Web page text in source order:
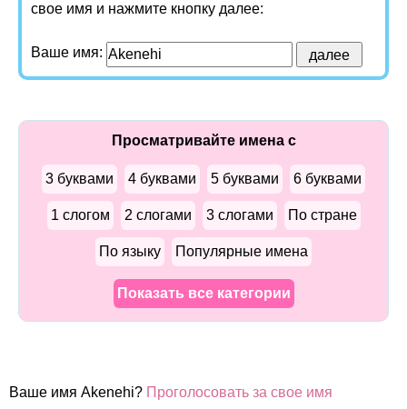
свое имя и нажмите кнопку далее:
Ваше имя:
Просматривайте имена с
3 буквами 4 буквами 5 буквами 6 буквами
1 слогом 2 слогами 3 слогами По стране
По языку Популярные имена
Показать все категории
Ваше имя Akenehi? Проголосовать за свое имя